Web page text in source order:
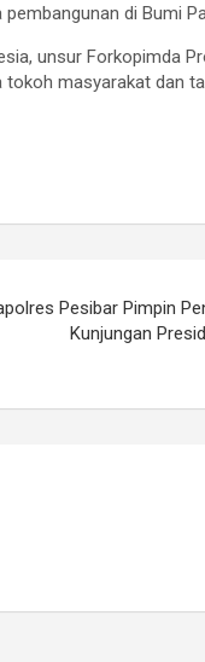
di Bumi
unsur Forkopimda
masyarakat dan
Pesibar Pimpin
Kunjungan